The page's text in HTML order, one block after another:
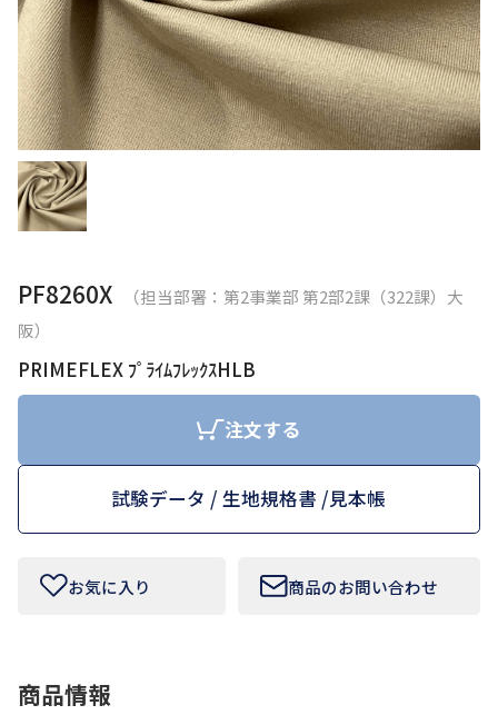
ン
り
歴
ド
問い合わせ
大阪本社 〒541-0052 大阪府中央区安土町3-3-9
東京本社 〒150-0001 東京都渋谷区神宮前1-3-10
お問い合わせフォームはこちら
Tamurakoma Textile Baseについて
よくあるご質問
会社概要
プライバシーポリシー
PF8260X
（担当部署：第2事業部 第2部2課（322課）大
阪）
PRIMEFLEX ﾌﾟﾗｲﾑﾌﾚｯｸｽHLB
注文する
試験データ / 生地規格書 /見本帳
お気に入り 商品のお問い合わせ
商品情報